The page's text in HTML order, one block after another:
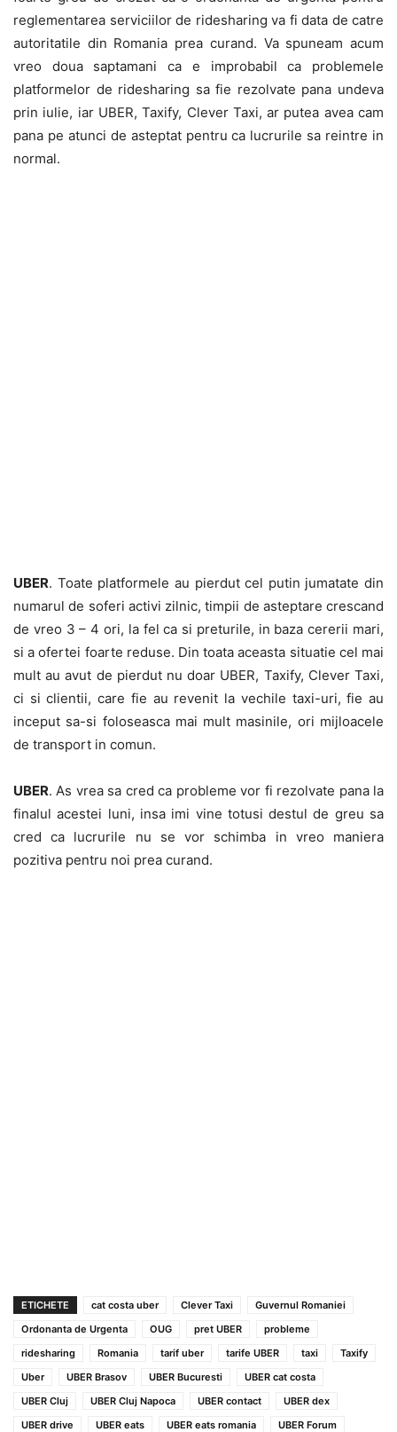
reglementarea serviciilor de ridesharing va fi data de catre
autoritatile din Romania prea curand. Va spuneam acum
vreo doua saptamani ca e improbabil ca problemele
platformelor de ridesharing sa fie rezolvate pana undeva
prin iulie, iar UBER, Taxify, Clever Taxi, ar putea avea cam
pana pe atunci de asteptat pentru ca lucrurile sa reintre in
normal.
UBER. Toate platformele au pierdut cel putin jumatate din
numarul de soferi activi zilnic, timpii de asteptare crescand
de vreo 3 – 4 ori, la fel ca si preturile, in baza cererii mari,
si a ofertei foarte reduse. Din toata aceasta situatie cel mai
mult au avut de pierdut nu doar UBER, Taxify, Clever Taxi,
ci si clientii, care fie au revenit la vechile taxi-uri, fie au
inceput sa-si foloseasca mai mult masinile, ori mijloacele
de transport in comun.
UBER. As vrea sa cred ca probleme vor fi rezolvate pana la
finalul acestei luni, insa imi vine totusi destul de greu sa
cred ca lucrurile nu se vor schimba in vreo maniera
pozitiva pentru noi prea curand.
ETICHETE cat costa uber Clever Taxi
Guvernul Romaniei
Ordonanta de Urgenta
OUG pret UBER
probleme
ridesharing
Romania tarif uber tarife UBER taxi
Taxify
Uber
UBER Brasov UBER Bucuresti
UBER cat costa
UBER Cluj
UBER Cluj Napoca UBER contact
UBER dex
UBER drive
UBER eats UBER eats romania
UBER Forum